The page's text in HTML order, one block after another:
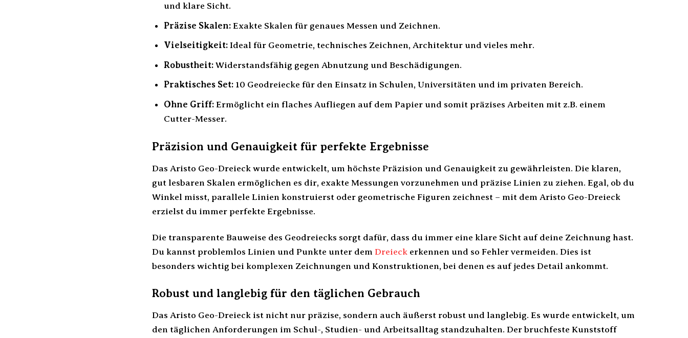
und klare Sicht.
Präzise Skalen:Exakte Skalen für genaues Messen und Zeichnen.
Vielseitigkeit:Ideal für Geometrie, technisches Zeichnen, Architektur und vieles mehr.
Robustheit:Widerstandsfähig gegen Abnutzung und Beschädigungen.
Praktisches Set:10 Geodreiecke für den Einsatz in Schulen, Universitäten und im privaten Bereich.
Ohne Griff:Ermöglicht ein flaches Aufliegen auf dem Papier und somit präzises Arbeiten mit z.B. einem
Cutter-Messer.
Präzision und Genauigkeit für perfekte Ergebnisse
Das Aristo Geo-Dreieck wurde entwickelt, um höchste Präzision und Genauigkeit zu gewährleisten. Die klaren,
gut lesbaren Skalen ermöglichen es dir, exakte Messungen vorzunehmen und präzise Linien zu ziehen. Egal, ob du
Winkel misst, parallele Linien konstruierst oder geometrische Figuren zeichnest – mit dem Aristo Geo-Dreieck
erzielst du immer perfekte Ergebnisse.
Die transparente Bauweise des Geodreiecks sorgt dafür, dass du immer eine klare Sicht auf deine Zeichnung hast.
Du kannst problemlos Linien und Punkte unter dem Dreieck erkennen und so Fehler vermeiden. Dies ist
besonders wichtig bei komplexen Zeichnungen und Konstruktionen, bei denen es auf jedes Detail ankommt.
Robust und langlebig für den täglichen Gebrauch
Das Aristo Geo-Dreieck ist nicht nur präzise, sondern auch äußerst robust und langlebig. Es wurde entwickelt, um
den täglichen Anforderungen im Schul-, Studien- und Arbeitsalltag standzuhalten. Der bruchfeste Kunststoff